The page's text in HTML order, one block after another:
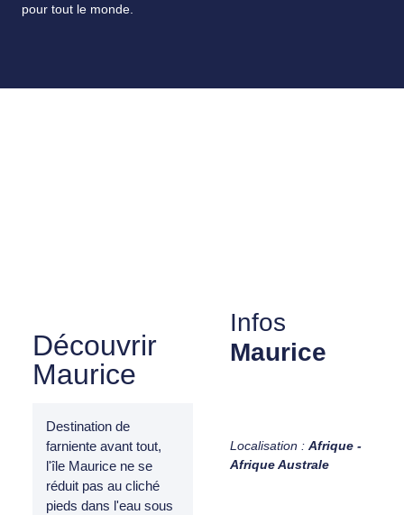
pour tout le monde.
Découvrir
Maurice
Destination de
farniente avant tout,
l'île Maurice ne se
réduit pas au cliché
pieds dans l'eau sous
Infos
Maurice
Localisation : Afrique -
Afrique Australe